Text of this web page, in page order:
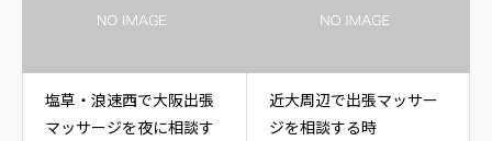
塩草・浪速西で大阪出張
マッサージを夜に相談す
近大周辺で出張マッサー
ジを相談する時